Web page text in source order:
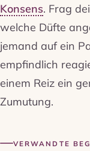
Konsens. Frag
welche Düfte
jemand auf ein
empfindlich
einem Reiz ein
Zumutung.
VERWANDTE